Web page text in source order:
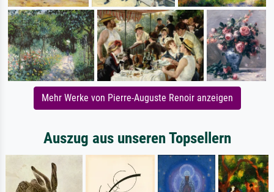
Mehr Werke von Pierre-Auguste Renoir anzeigen
Auszug aus unseren Topsellern